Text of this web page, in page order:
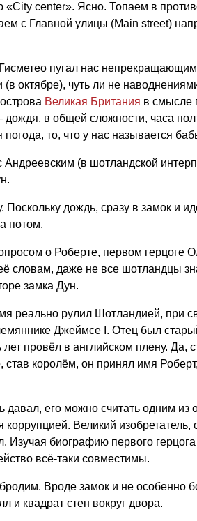
«City center». Ясно. Топаем в
с Главной улицы (Main street)
пугал нас
октябре), чуть ли не
Великая Британия в смысле
в общей сложности, часа
то, что у нас называется
(в шотландской
дождь, сразу в замок и
потом.
о Роберте, первом герцоге
словам, даже не все шотландцы
замка Дун.
реально рулил Шотландией, при
Джеймсе I. Отец был
провёл в английском плену. Да,
королём, он принял имя Роберт,
давал, его можно считать одним из
Великий изобретатель,
Изучая биографию первого
всё-таки совместимы.
Вроде замок и не особенно
и квадрат стен вокруг двора.